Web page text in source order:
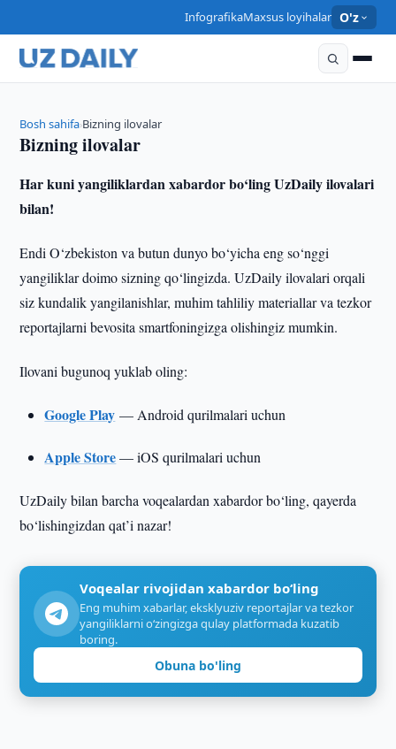
InfografikaMaxsus loyihalar O'z
Bosh sahifa›Bizning ilovalar
Bizning ilovalar
Har kuni yangiliklardan xabardor bo‘ling UzDaily ilovalari
bilan!
Endi O‘zbekiston va butun dunyo bo‘yicha eng so‘nggi
yangiliklar doimo sizning qo‘lingizda. UzDaily ilovalari orqali
siz kundalik yangilanishlar, muhim tahliliy materiallar va tezkor
reportajlarni bevosita smartfoningizga olishingiz mumkin.
Ilovani bugunoq yuklab oling:
Google Play — Android qurilmalari uchun
Apple Store— iOS qurilmalari uchun
UzDaily bilan barcha voqealardan xabardor bo‘ling, qayerda
bo‘lishingizdan qat’i nazar!
Voqealar rivojidan xabardor bo‘ling
Eng muhim xabarlar, eksklyuziv reportajlar va tezkor
yangiliklarni o‘zingizga qulay platformada kuzatib
boring.
Obuna bo'ling